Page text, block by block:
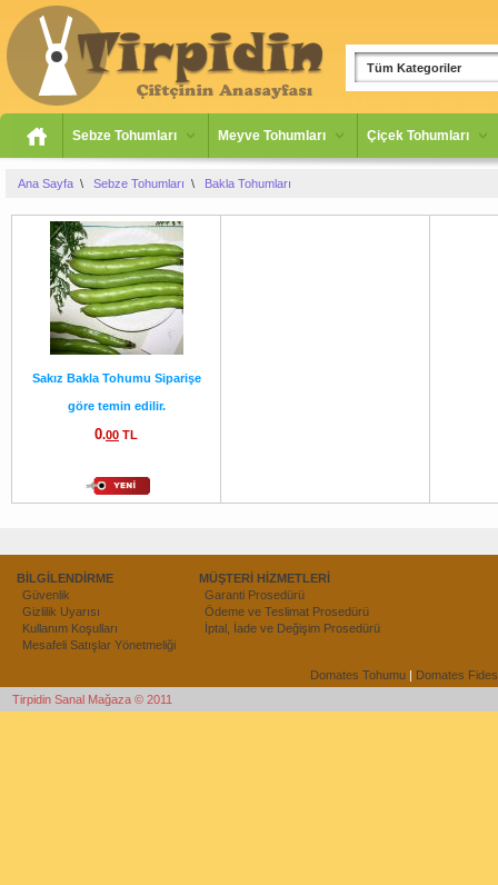
Tüm Kategoriler
Sebze Tohumları Meyve Tohumları Çiçek Tohumları
Ana Sayfa \ Sebze Tohumları \ Bakla Tohumları
Sakız Bakla Tohumu Siparişe
göre temin edilir.
0.00 TL
BİLGİLENDİRME
Güvenlik
Gizlilik Uyarısı
Kullanım Koşulları
Mesafeli Satışlar Yönetmeliği
MÜŞTERİ HİZMETLERİ
Garanti Prosedürü
Ödeme ve Teslimat Prosedürü
İptal, İade ve Değişim Prosedürü
Domates Tohumu| Domates
Tirpidin Sanal Mağaza © 2011